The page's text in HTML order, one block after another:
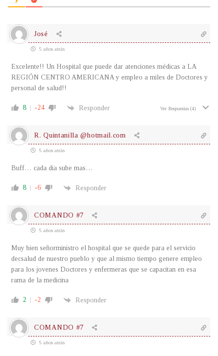
José
5 años atrás
Excelente!! Un Hospital que puede dar atenciones médicas a LA
REGIÓN CENTRO AMERICANA y empleo a miles de Doctores y
personal de salud!!
8 -24 Responder Ver Respuestas (4)
R. Quintanilla @hotmail.com
5 años atrás
Buff… cada dia sube mas…
8 -6 Responder
COMANDO #7
5 años atrás
Muy bien señorministro el hospital que se quede para el servicio
decsalud de nuestro pueblo y que al mismo tiempo genere empleo
para los jovenes Doctores y enfermeras que se capacitan en esa
rama de la medicina
2 -2 Responder
COMANDO #7
5 años atrás